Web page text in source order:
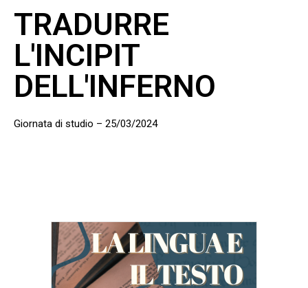
TRADURRE
L'INCIPIT
DELL'INFERNO
Giornata di studio – 25/03/2024